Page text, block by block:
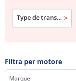
Type de transmission
Filtra per motore
Marque